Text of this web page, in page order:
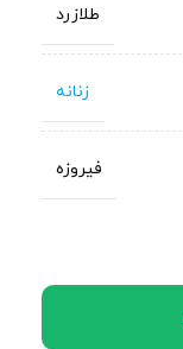
طلازرد
زنانه
فیروزه